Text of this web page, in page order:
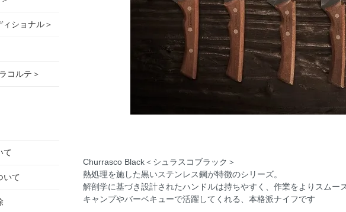
Churrasco Black＜シュラスコブラック＞
熱処理を施した黒いステンレス鋼が特徴のシリーズ。
解剖学に基づき設計されたハンドルは持ちやすく、作業をよりスムー
キャンプやバーベキューで活躍してくれる、本格派ナイフです
ショナル＞
コルテ＞
て
いて